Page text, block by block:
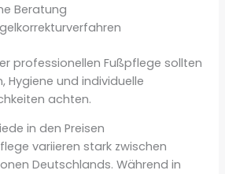
Beratung
professionellen Fußpflege sollten
Hygiene und individuelle
achten.
in den Preisen
variieren stark zwischen
Deutschlands. Während in